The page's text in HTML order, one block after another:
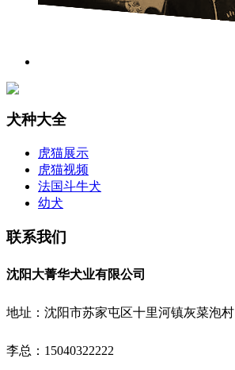
犬种大全
虎猫展示
虎猫视频
法国斗牛犬
幼犬
联系我们
沈阳大菁华犬业有限公司
地址：沈阳市苏家屯区十里河镇灰菜泡村
李总：15040322222